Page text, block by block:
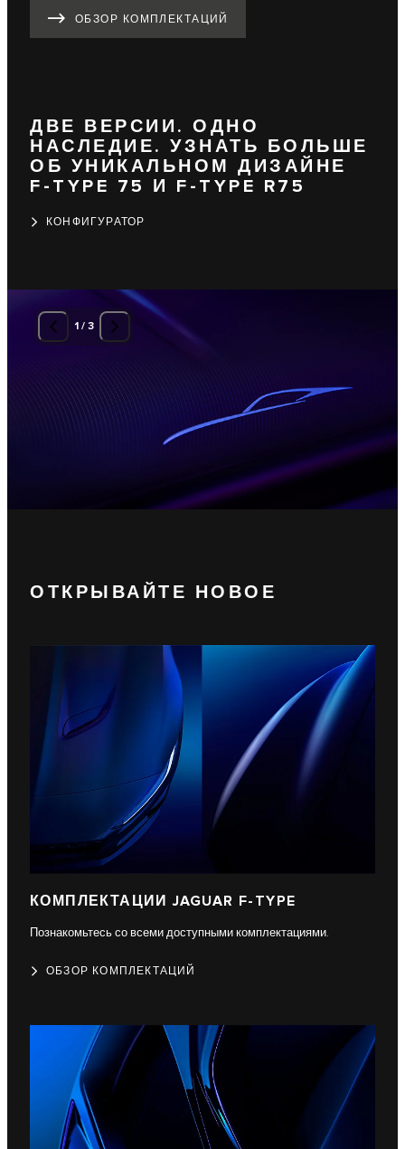
ОБЗОР КОМПЛЕКТАЦИЙ
ДВЕ ВЕРСИИ. ОДНО
НАСЛЕДИЕ. УЗНАТЬ БОЛЬШЕ
ОБ УНИКАЛЬНОМ ДИЗАЙНЕ
F-TYPE 75 И F-TYPE R75
КОНФИГУРАТОР
1/ 3
ОТКРЫВАЙТЕ НОВОЕ
КОМПЛЕКТАЦИИ JAGUAR F-TYPE
Познакомьтесь со всеми доступными комплектациями.
ОБЗОР КОМПЛЕКТАЦИЙ